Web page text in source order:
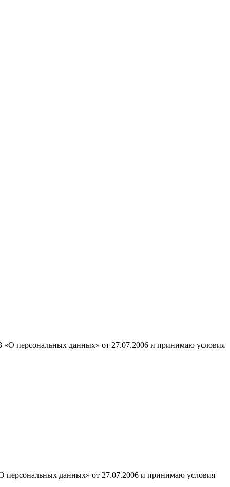
«О персональных данных» от 27.07.2006 и принимаю условия
персональных данных» от 27.07.2006 и принимаю условия